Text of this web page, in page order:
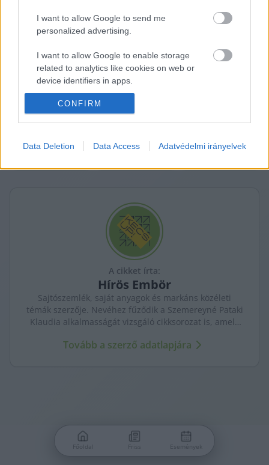
I want to allow Google to send me
personalized advertising.
I want to allow Google to enable storage
related to analytics like cookies on web or
device identifiers in apps.
I want to allow Google to enable storage
I want to allow Google to enable storage
functionality and fraud prevention, and other
CONFIRM
Data Deletion Data Access Adatvédelmi irányelvek
A nyertesekkel november 4-én kötött szerződést
az ajánlatkérő.
Indult még a tenderen a Laterex Építő Zrt. is – írja
napi.hu.
ECSUP SHORTS
A cikket írta:
Hírös Embör
Sajtószemlék, saját anyagok és markáns közéleti
témák szerzője. Nevéhez fűződik a Szemereyné Pataki
Klaudia alkalmasságát vizsgáló cikksorozat is, amely
Tovább a szerző adatlapjára
Főoldal Friss Események